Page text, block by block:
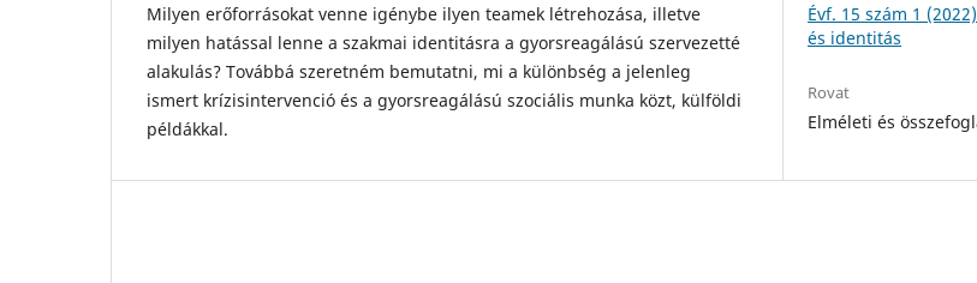
Milyen erőforrásokat venne igénybe ilyen teamek létrehozása, illetve
milyen hatással lenne a szakmai identitásra a gyorsreagálású szervezetté
alakulás? Továbbá szeretném bemutatni, mi a különbség a jelenleg
ismert krízisintervenció és a gyorsreagálású szociális munka közt, külföldi
példákkal.
Évf. 15 szám 1
és identitás
Rovat
Elméleti és